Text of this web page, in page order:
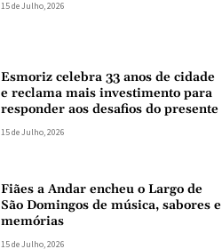
15 de Julho, 2026
Esmoriz celebra 33 anos de cidade
e reclama mais investimento para
responder aos desafios do presente
15 de Julho, 2026
Fiães a Andar encheu o Largo de
São Domingos de música, sabores e
memórias
15 de Julho, 2026